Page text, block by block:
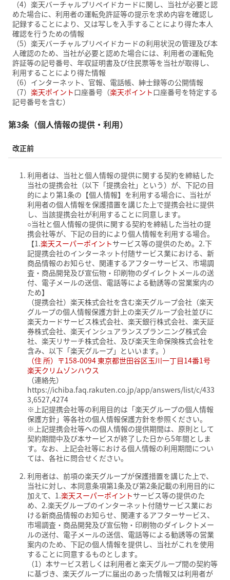
（4）楽天バーチャルプリペイドカードに関し、当社が必要と認
めた場合に、利用者の運転免許証等の提示を求め内容を確認し
記録することにより、又は写しを入手することにより得た本人
確認を行うための情報
（5）楽天バーチャルプリペイドカードの利用状況の管理及び本
人確認のため、当社が必要と認めた場合には、利用者の運転免
許証等の記号番号、年収証明書及び住民票等を当社が取得し、
利用することにより得た情報
（6）インターネット、官報、電話帳、紳士録等の公開情報
（7） 楽天ポイント口座番号（楽天ポイント口座番号を特定する
記号番号を含む）
第3条（個人情報の提供・利用）
改正前
利用者は、当社と個人情報の提供に関する契約を締結した
当社の提携会社（以下「提携会社」という）が、下記の目
的により第1条の【個人情報】を利用する場合に、当社が
利用者の個人情報を保護措置を講じた上で提携会社に提供
し、当該提携会社が利用することに同意します。
○当社と個人情報の提供に関する契約を締結した当社の提
携会社等が、下記の目的により個人情報を利用する場合。
【1.楽天スーパーポイントサービス等の提供のため。2.下
記提携会社のインターネット付随サービス業における、新
商品情報のお知らせ、関連するアフターサービス、市場調
査・商品開発及び宣伝物・印刷物のダイレクトメールの送
付、電子メールの送信、電話等による勧誘等の営業案内の
ため】
（提携会社）楽天株式会社を含む楽天グループ会社（楽天
グループの個人情報保護方針上の楽天グループ会社並びに
楽天カードサービス株式会社、楽天銀行株式会社、楽天証
券株式会社、楽天インシュアランスプランニング株式会
社、楽天リサーチ株式会社、及び楽天生命保険株式会社を
含み、以下「楽天グループ」といいます。）
（住 所）〒158-0094 東京都世田谷区玉川一丁目14番1号
楽天クリムゾンハウス
（連絡先）
https://ichiba.faq.rakuten.co.jp/app/answers/list/c/433
3,6527,4274
※上記提携会社等の利用目的は「楽天グループの個人情報
保護方針」等各社の個人情報保護方針を参照ください。
※上記提携会社等への個人情報の提供期間は、原則として
契約期間中及び本サービスが終了した日から5年間としま
す。なお、上記会社等における個人情報の利用期間につい
ては、各社に問合せください。
利用者は、前項の楽天グループが保護措置を講じた上で、
当社に対し、本同意条項第1条及び第2条記載の利用目的に
加えて、1.楽天スーパーポイントサービス等の提供のた
め、2.楽天グループのインターネット付随サービス業にお
ける新商品情報のお知らせ、関連するアフターサービス、
市場調査・商品開発及び宣伝物・印刷物のダイレクトメー
ルの送付、電子メールの送信、電話等による勧誘等の営業
案内のため、下記の個人情報を提供し、当社がこれを使用
することに同意するものとします。
（1）本サービス若しくは利用者と楽天グループ間の契約等
に基づき、楽天グループに届出のあった情報又は利用者が